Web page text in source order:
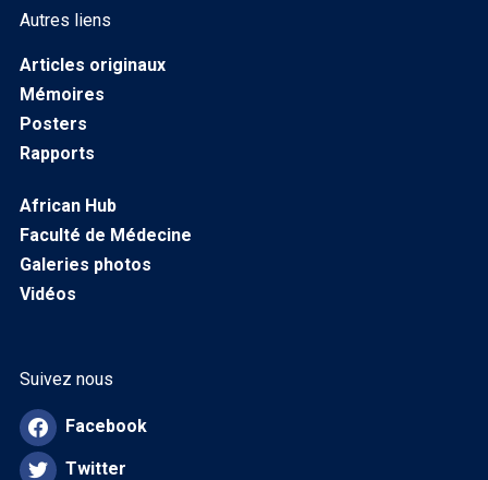
Autres liens
Articles originaux
Mémoires
Posters
Rapports
African Hub
Faculté de Médecine
Galeries photos
Vidéos
Suivez nous
Facebook
Twitter